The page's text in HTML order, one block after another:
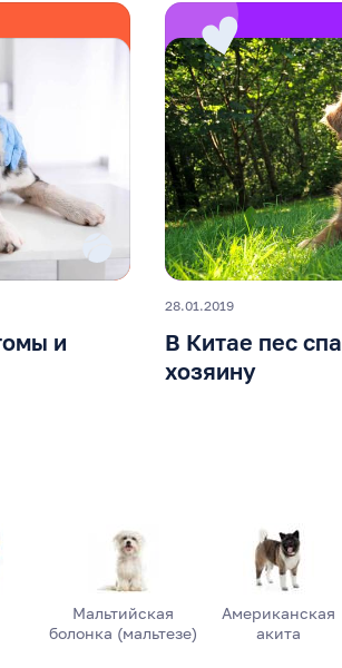
и
28.01.2019
В Китае пес
хозяину
Мальтийская
болонка (мальтезе)
Американская
акита